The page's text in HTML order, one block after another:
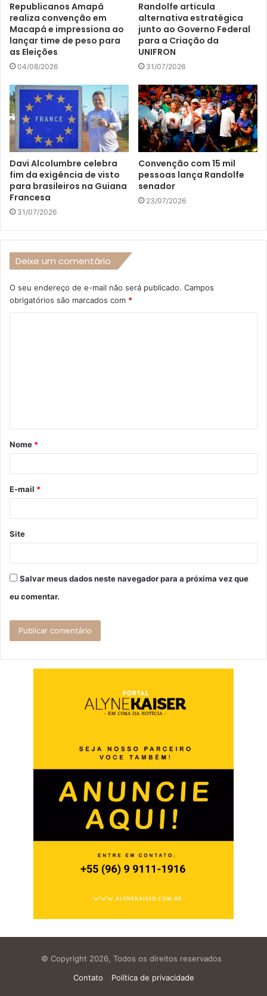
Republicanos Amapá
realiza convenção em
Macapá e impressiona ao
lançar time de peso para
as Eleições
04/08/2026
Randolfe articula
alternativa estratégica
junto ao Governo Federal
para a Criação da
UNIFRON
31/07/2026
Davi Alcolumbre celebra
fim da exigência de visto
para brasileiros na Guiana
Francesa
31/07/2026
Convenção com 15 mil
pessoas lança Randolfe
senador
23/07/2026
Deixe um comentário
O seu endereço de e-mail não será publicado. Campos
obrigatórios são marcados com *
á
r
*
Nome *
E-mail *
Site
Salvar meus dados neste navegador para a próxima vez que
eu comentar.
© Copyright 2026, Todos os direitos reservados
Contato
Política de privacidade